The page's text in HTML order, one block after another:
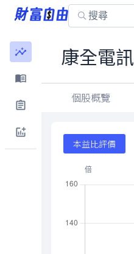
康全電訊
個股概覽
本益比評價